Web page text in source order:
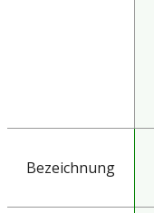
Bezeichnung